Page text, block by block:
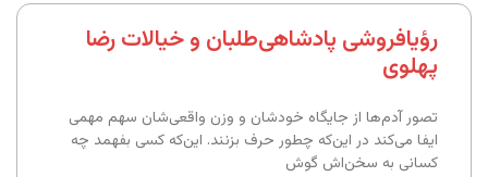
رؤیافروشی پادشاهی‌طلبان و خیالات رضا
پهلوی
تصور آدم‌ها از جایگاه خودشان و وزن واقعی‌شان سهم مهمی
ایفا می‌کند در این‌که چطور حرف بزنند. این‌که کسی بفهمد چه
کسانی به سخن‌اش گوش